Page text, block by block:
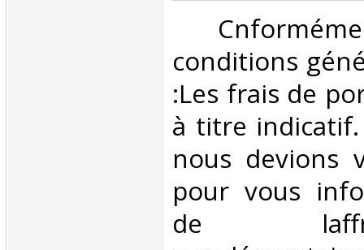
conditions
:Les frais de
à titre
nous devions
pour vous
de